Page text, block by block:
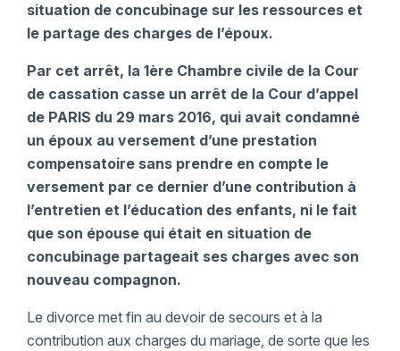
situation de concubinage sur les ressources et
le partage des charges de l’époux.
Par cet arrêt, la 1ère Chambre civile de la Cour
de cassation casse un arrêt de la Cour d’appel
de PARIS du 29 mars 2016, qui avait condamné
un époux au versement d’une prestation
compensatoire sans prendre en compte le
versement par ce dernier d’une contribution à
l’entretien et l’éducation des enfants, ni le fait
que son épouse qui était en situation de
concubinage partageait ses charges avec son
nouveau compagnon.
Le divorce met fin au devoir de secours et à la
contribution aux charges du mariage, de sorte que les